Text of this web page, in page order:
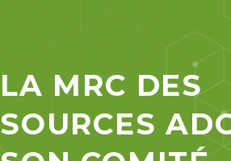
LA MRC DES
SOURCES